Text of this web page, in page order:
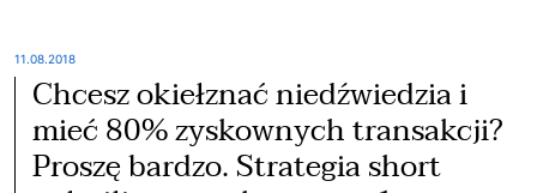
11.08.2018
Chcesz okiełznać niedźwiedzia i
mieć 80% zyskownych transakcji?
Proszę bardzo. Strategia short